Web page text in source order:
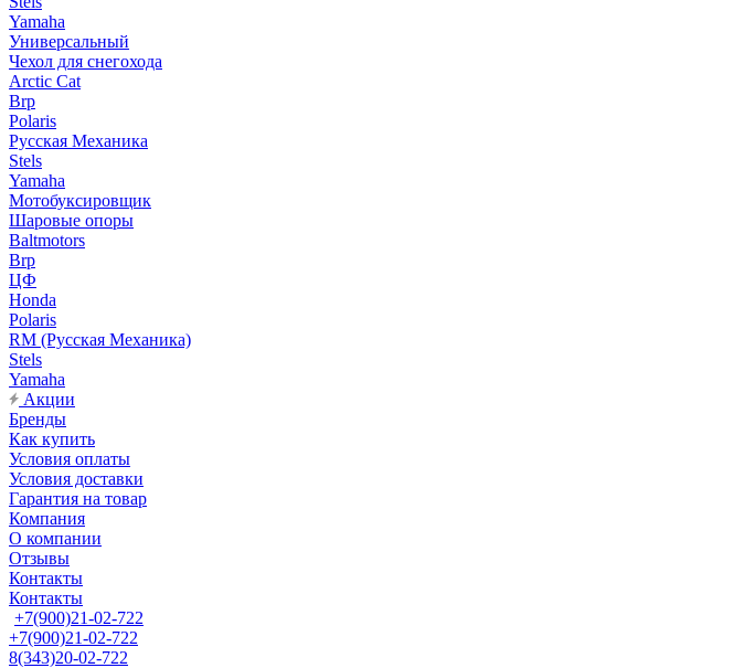
Yamaha
Универсальный
Чехол для снегохода
Arctic Cat
Brp
Polaris
Русская Механика
Stels
Yamaha
Мотобуксировщик
Шаровые опоры
Baltmotors
Brp
ЦФ
Honda
Polaris
RM (Русская Механика)
Stels
Yamaha
Акции
Бренды
Как купить
Условия оплаты
Условия доставки
Гарантия на товар
Компания
О компании
Отзывы
Контакты
Контакты
+7(900)21-02-722
+7(900)21-02-722
8(343)20-02-722